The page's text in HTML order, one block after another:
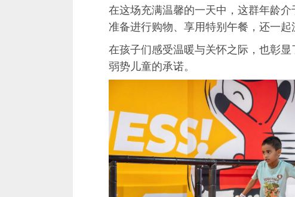
在这场充满温馨的一天中，这群年龄
准备进行购物、享用特别午餐，还一起
在孩子们感受温暖与关怀之际，也彰
弱势儿童的承诺。